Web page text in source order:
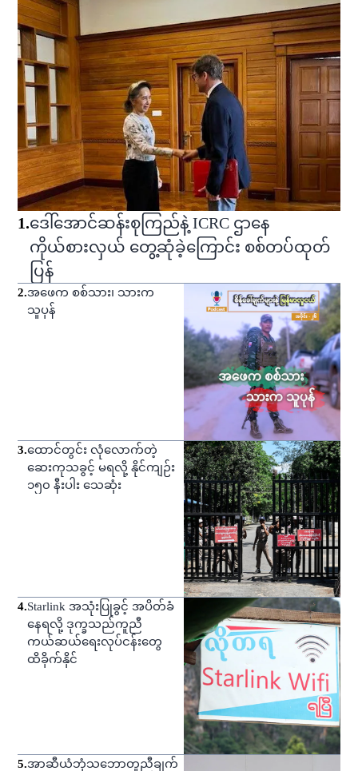
1.ဒေါ်အောင်ဆန်းစုကြည်နဲ့ ICRC ဌာနေ
ကိုယ်စားလှယ် တွေ့ဆုံခဲ့ကြောင်း စစ်တပ်ထုတ်
ပြန်
2.အဖေက စစ်သား၊ သားက
သူပုန်
3.ထောင်တွင်း လုံလောက်တဲ့
ဆေးကုသခွင့် မရလို့ နိုင်ကျဉ်း
၁၅၀ နီးပါး သေဆုံး
4.Starlink အသုံးပြုခွင့် အပိတ်ခံ
နေရလို့ ဒုက္ခသည်ကူညီ
ကယ်ဆယ်ရေးလုပ်ငန်းတွေ
ထိခိုက်နိုင်
5.အာဆီယံဘုံသဘောတူညီချက်